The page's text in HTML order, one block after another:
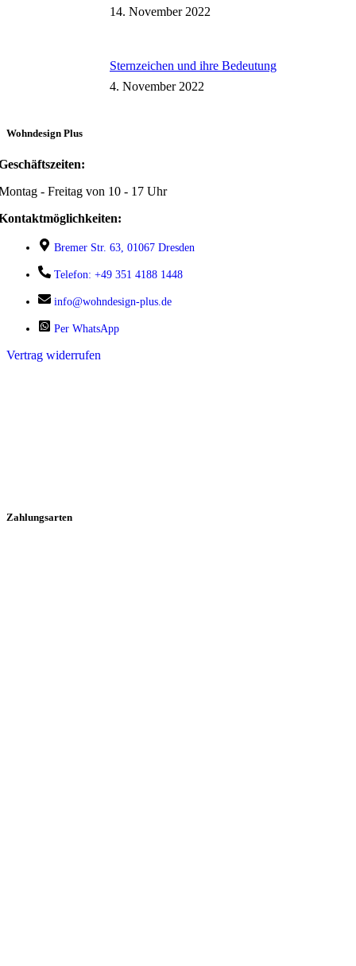
14. November 2022
Sternzeichen und ihre Bedeutung
4. November 2022
Wohndesign Plus
- Freitag von 10 - 17 Uhr
Bremer Str. 63, 01067 Dresden
Telefon: +49 351 4188 1448
info@wohndesign-plus.de
Per WhatsApp
Vertrag widerrufen
Zahlungsarten